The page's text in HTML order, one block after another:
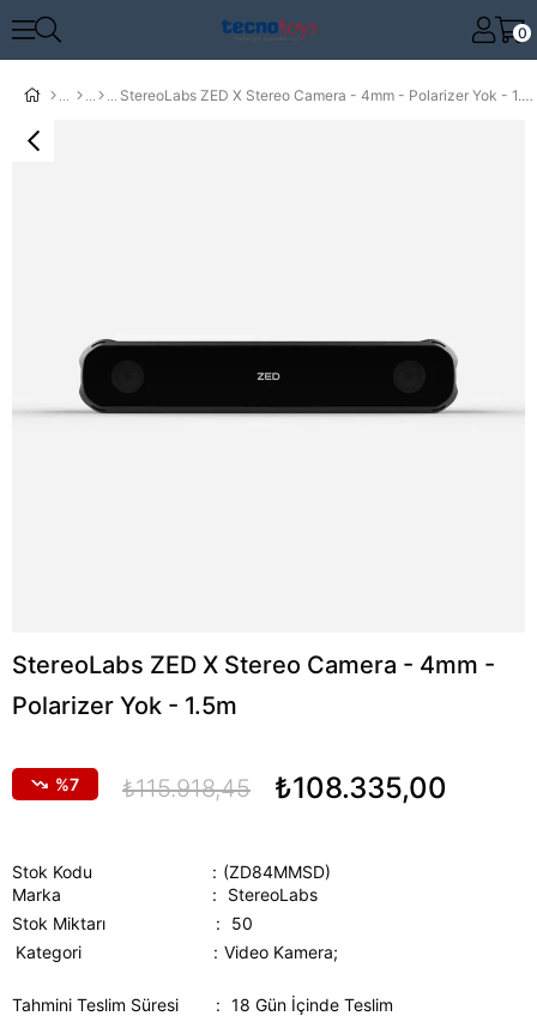
0
StereoLabs ZED X Stereo Camera - 4mm - Polarizer Yok - 1.5m
StereoLabs ZED X Stereo Camera - 4mm -
Polarizer Yok - 1.5m
7 ₺115.918,45 ₺108.335,00
Stok Kodu
(ZD84MMSD)
Marka
:
StereoLabs
Stok Miktarı
:
50
Kategori
Video Kamera;
Tahmini Teslim Süresi : 18 Gün İçinde Teslim